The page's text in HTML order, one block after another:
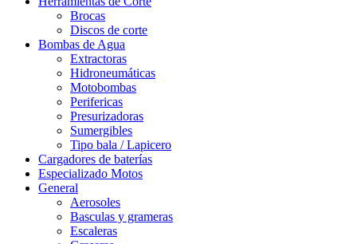
Brocas
Discos de corte
Bombas de Agua
Extractoras
Hidroneumáticas
Motobombas
Perifericas
Presurizadoras
Sumergibles
Tipo bala / Lapicero
Cargadores de baterías
Especializado Motos
General
Aerosoles
Basculas y grameras
Escaleras